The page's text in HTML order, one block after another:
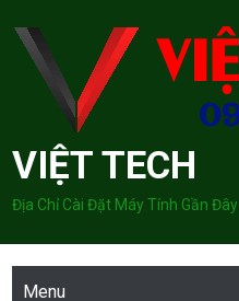
content
VIỆT TECH
Địa Chỉ Cài Đặt Máy Tính Gần Đây
Menu